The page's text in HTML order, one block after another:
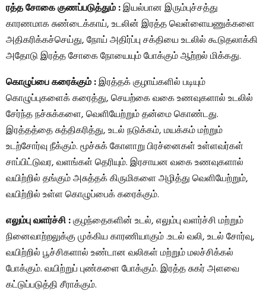
ரத்த சோகை குணப்படுத்தும் :இயல்பான இரும்புச்சத்து
காரணமாக சுண்டைக்காய், உடலின் இரத்த வெள்ளையணுக்களை
அதிகரிக்கச்செய்து, நோய் அதிர்ப்பு சக்தியை உடலில் கூடுதலாக்கி
அதோடு இரத்த சோகை நோயையும் போக்கும் ஆற்றல் மிக்கது.
கொழுப்பை கரைக்கும் :இரத்தக் குழாய்களில் படியும்
கொழுப்புகளைக் கரைத்து, செயற்கை வகை உணவுகளால் உடலில்
சேர்ந்த நச்சுக்களை, வெளியேற்றும் தன்மை கொண்டது.
இரத்தத்தை சுத்திகரித்து, உடல் நடுக்கம், மயக்கம் மற்றும்
உடற்சோர்வு நீக்கும். மூச்சுக் கோளாறு பிரச்னைகள் உள்ளவர்கள்
சாப்பிட்டுவர, வளங்கள் தெரியும். இரசாயன வகை உணவுகளால்
வயிற்றில் தங்கும் அசுத்தக் கிருமிகளை அழித்து வெளியேற்றும்,
வயிற்றில் உள்ள கொழுப்பைக் கரைக்கும்.
எலும்பு வளர்ச்சி :குழந்தைகளின் உடல், எலும்பு வளர்ச்சி மற்றும்
நினைவாற்றலுக்கு முக்கிய காரணியாகும் .உடல் வலி, உடல் சோர்வு,
வயிற்றில் பூச்சிகளால் உண்டான வலிகள் மற்றும் மலச்சிக்கல்
போக்கும். வயிற்றுப் புண்களை போக்கும். இரத்த சுகர் அளவை
கட்டுப்படுத்தி சீராக்கும்.